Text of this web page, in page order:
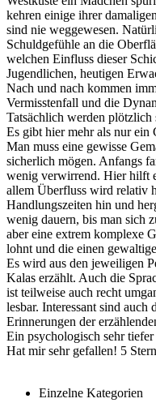
kehren einige ihrer
sind nie weggewesen.
Schuldgefühle an die
welchen Einfluss dieser
Jugendlichen, heutigen
Nach und nach kommen
Vermisstenfall und die
Tatsächlich werden plötzlich
Es gibt hier mehr als nur ein
Man muss eine gewisse
sicherlich mögen. Anfangs
wenig verwirrend. Hier hilft
allem Überfluss wird relativ
Handlungszeiten hin und
wenig dauern, bis man sich
aber eine extrem komplexe
lohnt und die einen
Es wird aus den jeweiligen
Kalas erzählt. Auch die
ist teilweise auch recht
lesbar. Interessant sind auch
Erinnerungen der
Ein psychologisch sehr
Hat mir sehr gefallen! 5
Einzelne Kategorien